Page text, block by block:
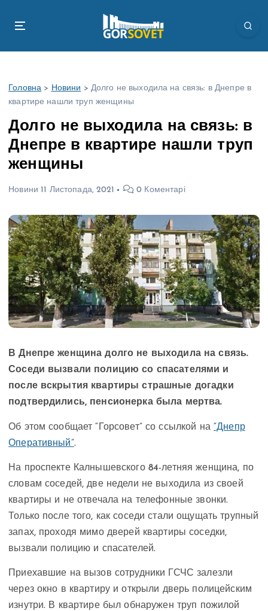
Головна > Новини > Долго не выходила на связь: в Днепре в
квартире нашли труп женщины
Долго не выходила на связь: в
Днепре в квартире нашли труп
женщины
Новини 11 Листопада, 2021 0 Коментарі
В Днепре женщина долго не выходила на связь.
Соседи вызвали полицию со спасателями и
после вскрытия квартиры страшные догадки
подтвердились, пенсионерка была мертва.
Об этом сообщает “Горсовет” со ссылкой на “Днепр
Оперативный”.
На проспекте Калнышевского 84-летняя женщина, по
словам соседей, две недели не выходила из своей
квартиры и не отвечала на телефонные звонки.
Только после того, как соседи стали ощущать трупный
запах, проходя мимо дверей квартиры соседки,
вызвали полицию и спасателей.
Приехавшие на вызов сотрудники ГСЧС залезли
через окно в квартиру и открыли дверь полицейским
изнутри. В квартире был обнаружен труп пожилой